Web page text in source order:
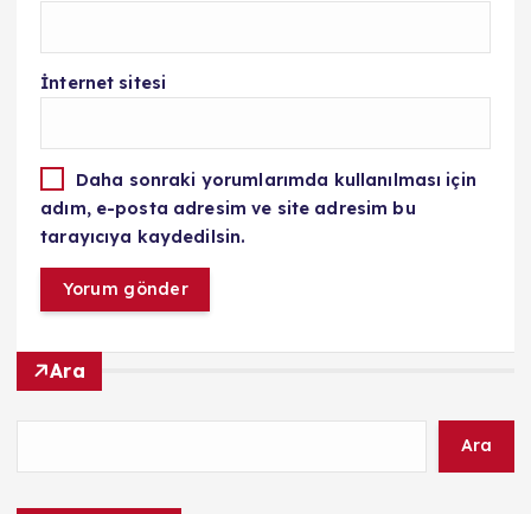
İnternet sitesi
Daha sonraki yorumlarımda kullanılması için
adım, e-posta adresim ve site adresim bu
tarayıcıya kaydedilsin.
Ara
Ara